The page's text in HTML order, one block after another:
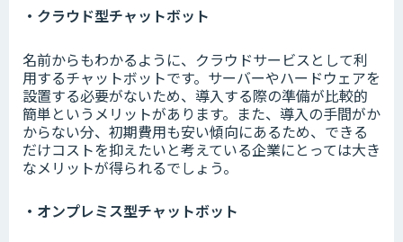
・クラウド型チャットボット
名前からもわかるように、クラウドサービスとして利
用するチャットボットです。サーバーやハードウェアを
設置する必要がないため、導入する際の準備が比較的
簡単というメリットがあります。また、導入の手間がか
からない分、初期費用も安い傾向にあるため、できる
だけコストを抑えたいと考えている企業にとっては大き
なメリットが得られるでしょう。
・オンプレミス型チャットボット